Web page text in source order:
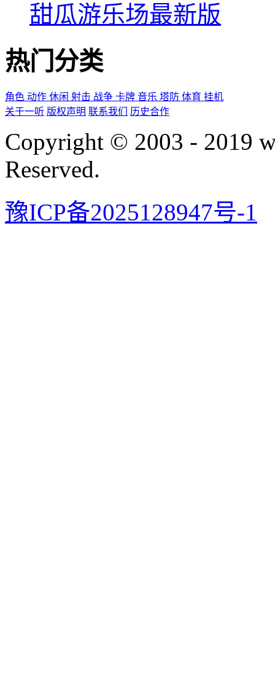
甜瓜游乐场最新版
热门分类
角色 动作 休闲 射击 战争 卡牌 音乐 塔防 体育 挂机
关于一听 版权声明 联系我们 历史合作
Copyright © 2003 - 2019
Reserved.
豫ICP备2025128947号-1